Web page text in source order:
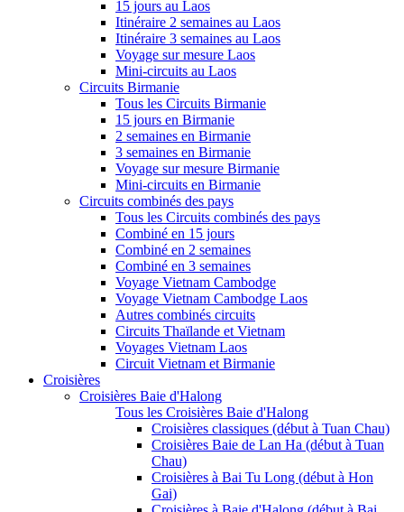
15 jours au Laos
Itinéraire 2 semaines au Laos
Itinéraire 3 semaines au Laos
Voyage sur mesure Laos
Mini-circuits au Laos
Circuits Birmanie
Tous les Circuits Birmanie
15 jours en Birmanie
2 semaines en Birmanie
3 semaines en Birmanie
Voyage sur mesure Birmanie
Mini-circuits en Birmanie
Circuits combinés des pays
Tous les Circuits combinés des pays
Combiné en 15 jours
Combiné en 2 semaines
Combiné en 3 semaines
Voyage Vietnam Cambodge
Voyage Vietnam Cambodge Laos
Autres combinés circuits
Circuits Thaïlande et Vietnam
Voyages Vietnam Laos
Circuit Vietnam et Birmanie
Croisières
Croisières Baie d'Halong
Tous les Croisières Baie d'Halong
Croisières classiques (début à Tuan Chau)
Croisières Baie de Lan Ha (début à Tuan
Chau)
Croisières à Bai Tu Long (début à Hon
Gai)